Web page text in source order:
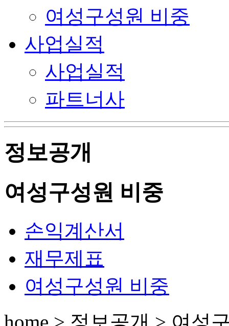
여성구성원 비중
사업실적
사업실적
파트너사
정보공개
여성구성원 비중
손익계산서
재무제표
여성구성원 비중